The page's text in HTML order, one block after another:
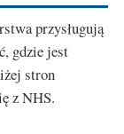
przysługują
gdzie jest
stron
z NHS.